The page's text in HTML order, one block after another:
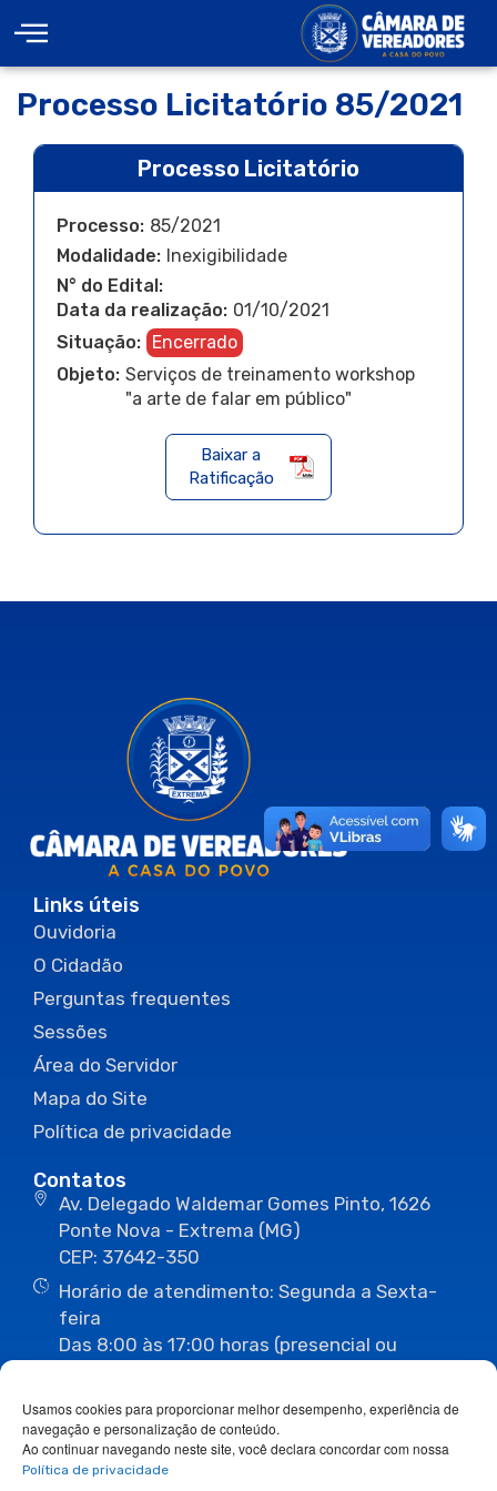
Usamos cookies para proporcionar melhor desempenho, experiência de
navegação e personalização de conteúdo.
Ao continuar navegando neste site, você declara concordar com nossa
Política de privacidade
Processo Licitatório 85/2021
Processo Licitatório
Processo: 85/2021
Modalidade: Inexigibilidade
N° do Edital:
Data da realização: 01/10/2021
Situação: Encerrado
Objeto: Serviços de treinamento workshop
"a arte de falar em público"
Baixar a
Ratificação
Links úteis
Ouvidoria
O Cidadão
Perguntas frequentes
Sessões
Área do Servidor
Mapa do Site
Política de privacidade
Contatos
Av. Delegado Waldemar Gomes Pinto, 1626
Ponte Nova - Extrema (MG)
CEP: 37642-350
Horário de atendimento: Segunda a Sexta-
feira
Das 8:00 às 17:00 horas (presencial ou
(35) 3435-1112 (35) 3435-3063
ouvidoria@camaraextrema.mg.gov.br
imprensa@camaraextrema.mg.gov.br
Siga-nos: